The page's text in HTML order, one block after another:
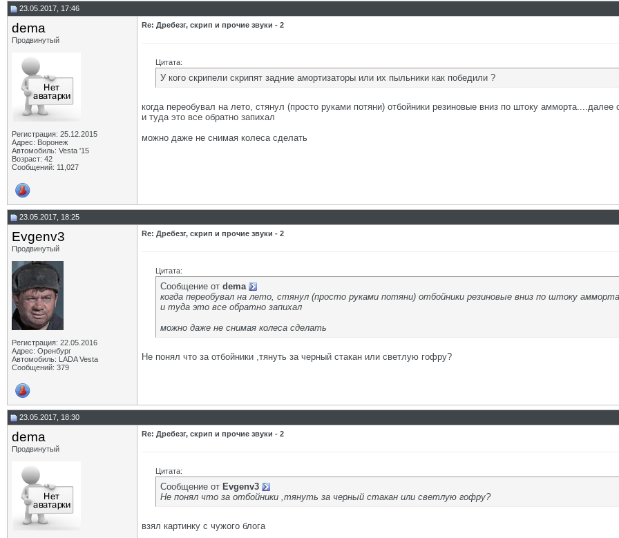
23.05.2017, 17:46
dema
Продвинутый
Регистрация: 25.12.2015
Адрес: Воронеж
Автомобиль: Vesta '15
Возраст: 42
Сообщений: 11,027
Re: Дребезг, скрип и прочие звуки - 2
Цитата:
У кого скрипели скрипят задние амортизаторы или их пыльники как победили ?
когда переобувал на лето, стянул (просто руками потяни) отбойники резиновые вниз по штоку
и туда это все обратно запихал
можно даже не снимая колеса сделать
23.05.2017, 18:25
Evgenv3
Продвинутый
Регистрация: 22.05.2016
Адрес: Оренбург
Автомобиль: LADA Vesta
Сообщений: 379
Re: Дребезг, скрип и прочие звуки - 2
Цитата:
Сообщение от dema
когда переобувал на лето, стянул (просто руками потяни) отбойники резиновые вниз по штоку
и туда это все обратно запихал
можно даже не снимая колеса сделать
Не понял что за отбойники ,тянуть за черный стакан или светлую гофру?
23.05.2017, 18:30
dema
Продвинутый
Re: Дребезг, скрип и прочие звуки - 2
Цитата:
Сообщение от Evgenv3
Не понял что за отбойники ,тянуть за черный стакан или светлую гофру?
взял картинку с чужого блога